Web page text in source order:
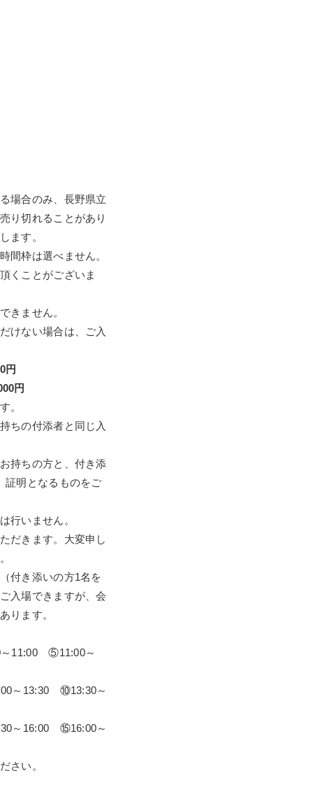
場合のみ、長野県立
り切れることがあり
ます。
間枠は選べません。
くことがございま
きません。
けない場合は、ご入
円
円
。
ちの付添者と同じ入
持ちの方と、付き添
証明となるものをご
行いません。
だきます。大変申し
付き添いの方1名を
入場できますが、会
ります。
11:00 ⑤11:00～
～13:30 ⑩13:30～
～16:00 ⑮16:00～
さい。